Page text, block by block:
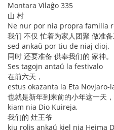
Montara Vilaĝo 335
山 村
Ne nur por nia propra familia
我们 不仅 忙着为家人团聚 做准备
sed ankaŭ por tiu de niaj dioj.
同时 还要准备 供奉我们的 家神。
Ses tagojn antaŭ la festivalo
在前六天，
estus okazanta la Eta Novjaro-
也就是新年到来前的小年这一天，
kiam nia Dio Kuireja,
我们的 灶王爷
kiu rolis ankaŭ kiel nia Hejma